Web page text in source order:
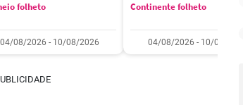
folheto
04/08/2026 - 10/08/2026
Continente folheto
04/08/2026 - 10/08/2026